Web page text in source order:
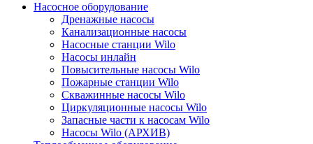
Насосное оборудование
Дренажные насосы
Канализационные насосы
Насосные станции Wilo
Насосы инлайн
Повысительные насосы Wilo
Пожарные станции Wilo
Скважинные насосы Wilo
Циркуляционные насосы Wilo
Запасные части к насосам Wilo
Насосы Wilo (АРХИВ)